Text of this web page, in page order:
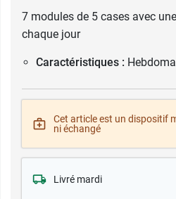
7 modules de 5 cases avec
chaque jour
Caractéristiques :
Cet article est un dispositif
ni échangé
Livré mardi